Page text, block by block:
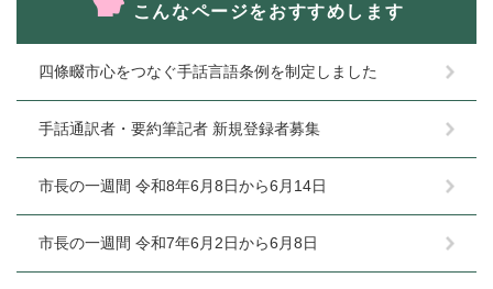
こんなページをおすすめします
四條畷市心をつなぐ手話言語条例を制定しました
手話通訳者・要約筆記者 新規登録者募集
市長の一週間 令和8年6月8日から6月14日
市長の一週間 令和7年6月2日から6月8日